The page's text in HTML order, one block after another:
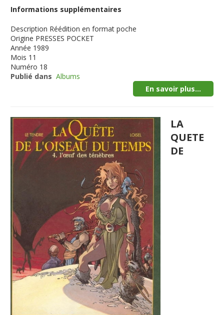
Informations supplémentaires
Description Réédition en format poche
Origine PRESSES POCKET
Année 1989
Mois 11
Numéro 18
Publié dans Albums
En savoir plus...
LA
QUETE
DE